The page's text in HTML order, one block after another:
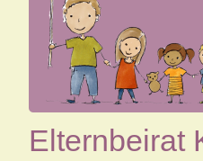
Elternbeirat